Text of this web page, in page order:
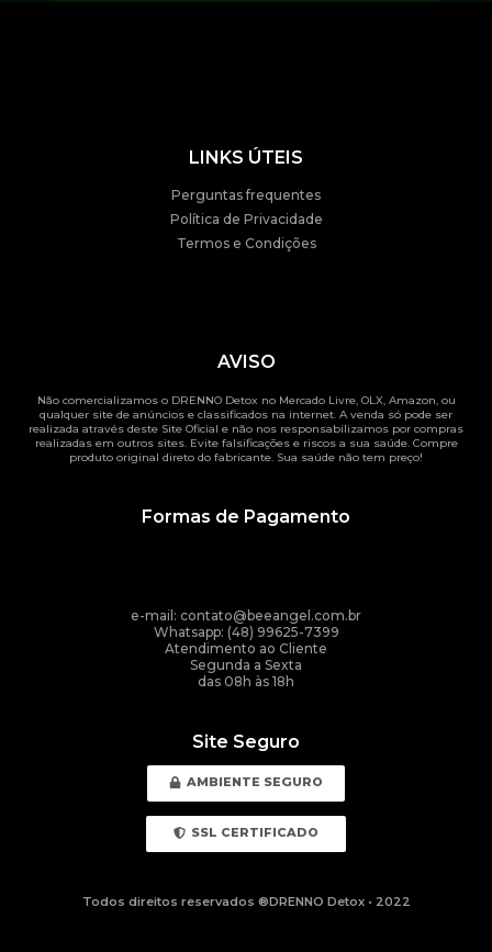
LINKS ÚTEIS
Perguntas frequentes
Política de Privacidade
Termos e Condições
AVISO
Não comercializamos o DRENNO Detox no Mercado Livre, OLX, Amazon, ou
qualquer site de anúncios e classificados na internet. A venda só pode ser
realizada através deste Site Oficial e não nos responsabilizamos por compras
realizadas em outros sites. Evite falsificações e riscos a sua saúde. Compre
produto original direto do fabricante. Sua saúde não tem preço!
Formas de Pagamento
e-mail: contato@beeangel.com.br
Whatsapp: (48) 99625-7399
Atendimento ao Cliente
Segunda a Sexta
das 08h às 18h
Site Seguro
AMBIENTE SEGURO
SSL CERTIFICADO
Todos direitos reservados ®DRENNO Detox • 2022